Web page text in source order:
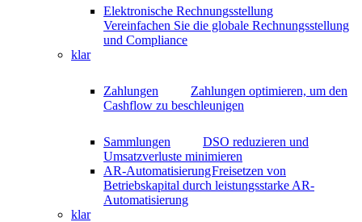
Elektronische Rechnungsstellung
Vereinfachen Sie die globale Rechnungsstellung
und Compliance
klar
Zahlungen
Zahlungen optimieren, um den
Cashflow zu beschleunigen
Sammlungen
DSO reduzieren und
Umsatzverluste minimieren
AR-AutomatisierungFreisetzen von
Betriebskapital durch leistungsstarke AR-
Automatisierung
klar